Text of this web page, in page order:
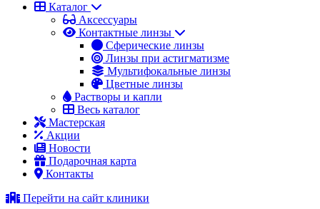
Каталог
Аксессуары
Контактные линзы
Сферические линзы
Линзы при астигматизме
Мультифокальные линзы
Цветные линзы
Растворы и капли
Весь каталог
Мастерская
Акции
Новости
Подарочная карта
Контакты
Перейти на сайт клиники